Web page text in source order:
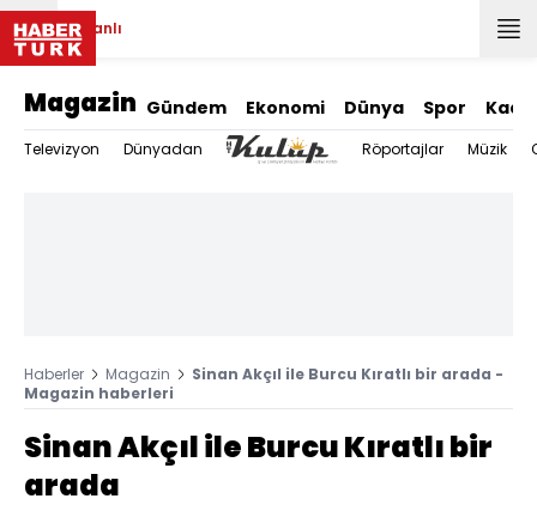
Canlı
Magazin Gündem Ekonomi Dünya Spor
Televizyon Dünyadan Röportajlar Müzik
Haberler Magazin
Sinan Akçıl ile Burcu Kıratlı bir arada -
Magazin haberleri
Sinan Akçıl ile Burcu Kıratlı bir
arada